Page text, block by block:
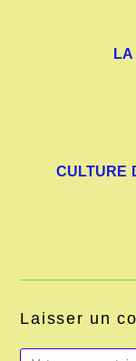
CULTURE
Laisser un